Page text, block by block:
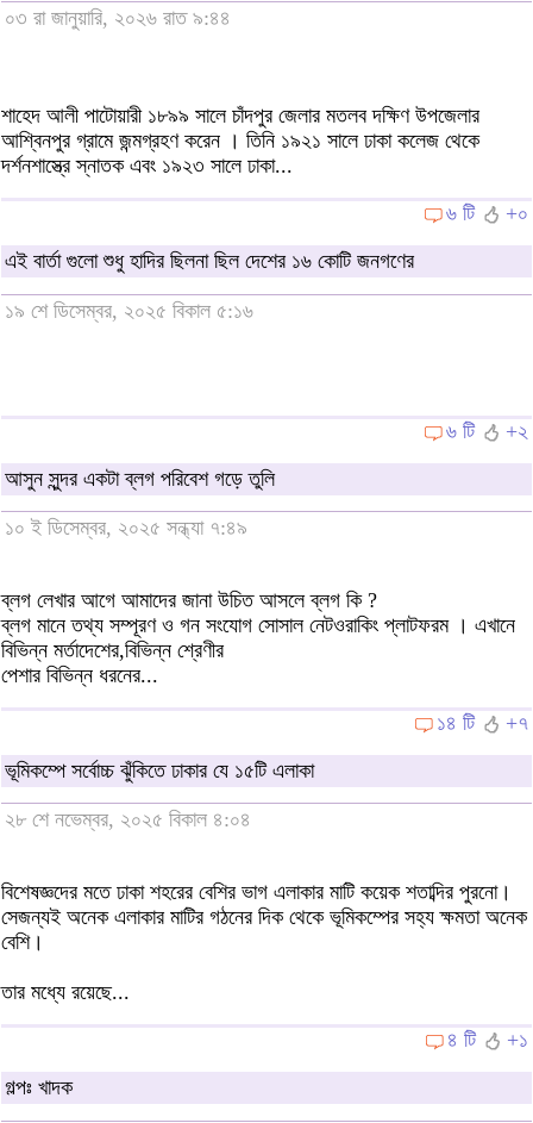
০৩ রা জানুয়ারি, ২০২৬ রাত ৯:৪৪
শাহেদ আলী পাটোয়ারী ১৮৯৯ সালে চাঁদপুর জেলার মতলব দক্ষিণ উপজেলার
আশ্বিনপুর গ্রামে জন্মগ্রহণ করেন । তিনি ১৯২১ সালে ঢাকা কলেজ থেকে
দর্শনশাস্ত্রে স্নাতক এবং ১৯২৩ সালে ঢাকা...
৬ টি
+০
এই বার্তা গুলো শুধু হাদির ছিলনা ছিল দেশের ১৬ কোটি জনগণের
১৯ শে ডিসেম্বর, ২০২৫ বিকাল ৫:১৬
৬ টি
+২
আসুন সুন্দর একটা ব্লগ পরিবেশ গড়ে তুলি
১০ ই ডিসেম্বর, ২০২৫ সন্ধ্যা ৭:৪৯
ব্লগ লেখার আগে আমাদের জানা উচিত আসলে ব্লগ কি ?
ব্লগ মানে তথ্য সম্পূরণ ও গন সংযোগ সোসাল নেটওরাকিং প্লাটফরম । এখানে
বিভিন্ন মর্তাদেশের,বিভিন্ন শ্রেণীর
পেশার বিভিন্ন ধরনের...
১৪ টি
+৭
ভূমিকম্পে সর্বোচ্চ ঝুঁকিতে ঢাকার যে ১৫টি এলাকা
২৮ শে নভেম্বর, ২০২৫ বিকাল ৪:০৪
বিশেষজ্ঞদের মতে ঢাকা শহরের বেশির ভাগ এলাকার মাটি কয়েক শতাব্দির পুরনো।
সেজন্যই অনেক এলাকার মাটির গঠনের দিক থেকে ভূমিকম্পের সহ্য ক্ষমতা অনেক
বেশি।
তার মধ্যে রয়েছে...
৪ টি
+১
গল্পঃ খাদক